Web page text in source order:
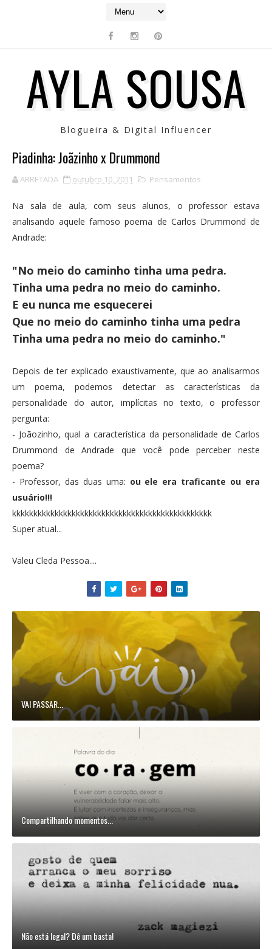
AYLA SOUSA
Blogueira & Digital Influencer
Piadinha: Joãzinho x Drummond
ARRETADA outubro 10, 2011 Pensamentos
Na sala de aula, com seus alunos, o professor estava
analisando aquele famoso poema de Carlos Drummond de
Andrade:
"No meio do caminho tinha uma pedra.
Tinha uma pedra no meio do caminho.
E eu nunca me esquecerei
Que no meio do caminho tinha uma pedra
Tinha uma pedra no meio do caminho."
Depois de ter explicado exaustivamente, que ao analisarmos
um poema, podemos detectar as características da
personalidade do autor, implícitas no texto, o professor
pergunta:
- Joãozinho, qual a característica da personalidade de Carlos
Drummond de Andrade que você pode perceber neste
poema?
- Professor, das duas uma: ou ele era traficante ou era
usuário!!!
kkkkkkkkkkkkkkkkkkkkkkkkkkkkkkkkkkkkkkkkkkkkkkk
Super atual...
Valeu Cleda Pessoa....
VAI PASSAR...
Compartilhando momentos...
Não está legal? Dê um basta!